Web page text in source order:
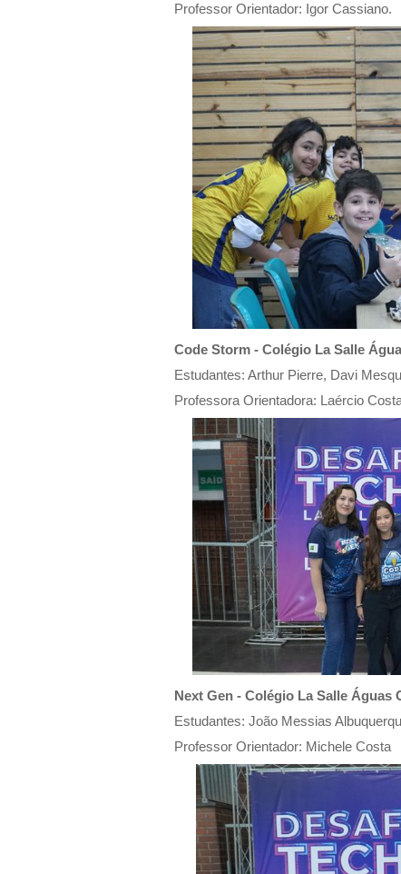
Professor Orientador: Igor Cassiano.
Code Storm - Colégio La Salle
Estudantes: Arthur Pierre, Davi
Professora Orientadora: Laércio
Next Gen - Colégio La Salle Águas
Estudantes: João Messias
Professor Orientador: Michele Costa